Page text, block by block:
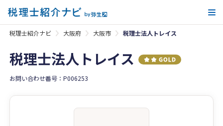
税理士紹介ナビ 大阪府 大阪市 税理士法人トレイス
税理士法人トレイス
お問い合わせ番号：P006253